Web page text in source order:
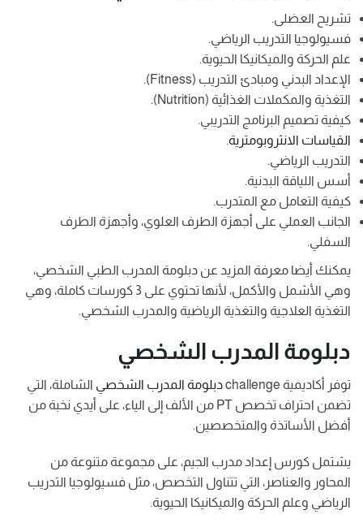
تشريح العضلى.
فسيولوجيا التدريب الرياضي.
علم الحركة والميكانيكا الحيوية.
الإعداد البدني ومبادئ التدريب (Fitness).
التغذية والمكملات الغذائية (Nutrition).
كيفية تصميم البرنامج التدريبي.
القياسات الانثروبومترية.
التدريب الرياضي.
أسس اللياقة البدنية.
كيفية التعامل مع المتدرب.
الجانب العملي على أجهزة الطرف العلوي، وأجهزة الطرف
السفلي.
يمكنك أيضا معرفة المزيد عن دبلومة المدرب الطبي الشخصي،
وهي الأشمل والأكمل، لأنها تحتوي على 3 كورسات كاملة، وهي
التغذية العلاجية والتغذية الرياضية والمدرب الشخصي.
دبلومة المدرب الشخصي
توفر أكاديمية challenge دبلومة المدرب الشخصي الشاملة، التي
تضمن احتراف تخصص PT من الألف إلى الياء، على أيدي نخبة من
أفضل الأساتذة والمتخصصين.
يشتمل كورس إعداد مدرب الجيم، على مجموعة متنوعة من
المحاور والعناصر، التي تتناول التخصص، مثل فسيولوجيا التدريب
الرياضي وعلم الحركة والميكانيكا الحيوية.